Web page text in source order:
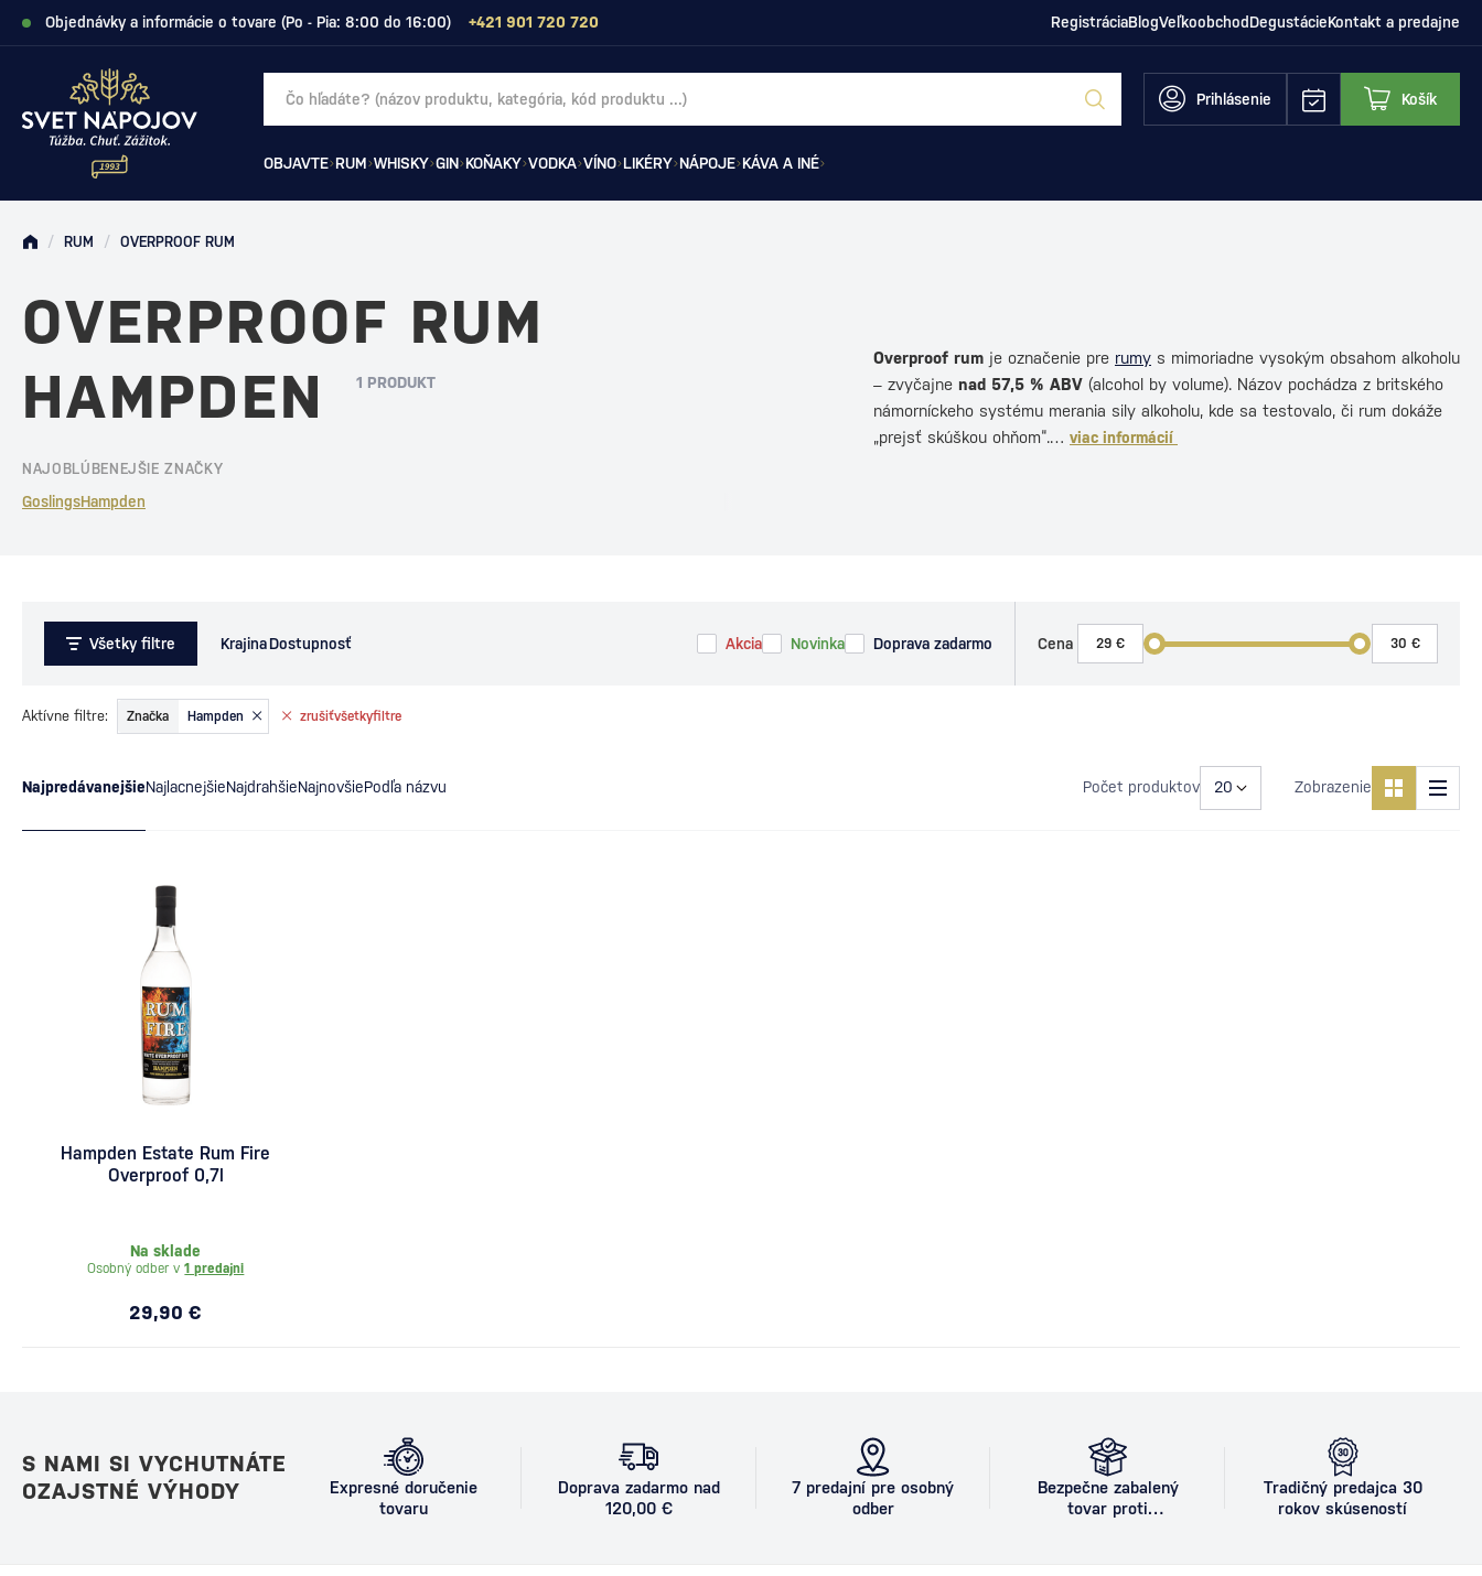
Objednávky a informácie o tovare (Po - Pia: 8:00 do 16:00) +421 901 720 720 RegistráciaBlogVeľkoobchodDegustácieKontakt a predajne
Prihlásenie Košík
OBJAVTE RUM WHISKY GIN KOŇAKY VODKA VÍNO LIKÉRY NÁPOJE KÁVA A INÉ
/ RUM / OVERPROOF RUM
OVERPROOF RUM
HAMPDEN
1 PRODUKT
NAJOBLÚBENEJŠIE ZNAČKY
GoslingsHampden
Overproof rum je označenie pre rumy s mimoriadne vysokým obsahom alkoholu
– zvyčajne nad 57,5 % ABV (alcohol by volume). Názov pochádza z britského
námorníckeho systému merania sily alkoholu, kde sa testovalo, či rum dokáže
„prejsť skúškou ohňom“.… viac informácií
Všetky filtre KrajinaDostupnosť Akcia Novinka Doprava zadarmo Cena
NajpredávanejšieNajlacnejšieNajdrahšieNajnovšiePodľa názvu Počet produktov Zobrazenie
zrušiťvšetkyfiltre
Aktívne filtre: Značka Hampden
Hampden Estate Rum Fire
Overproof 0,7l
Na sklade
Osobný odber v1 predajni
29,90 €
S NAMI SI VYCHUTNÁTE
OZAJSTNÉ VÝHODY
Expresné doručenie
tovaru
Doprava zadarmo nad
120,00 €
7 predajní pre osobný
odber
Bezpečne zabalený
tovar proti
Tradičný predajca 30
rokov skúseností